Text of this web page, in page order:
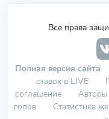
Все права
Полная версия сайта
ставок в LIVE
соглашение
Авторы
голов
Статистика